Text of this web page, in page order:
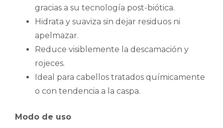
gracias a su tecnología post-biótica.
Hidrata y suaviza sin dejar residuos ni
apelmazar.
Reduce visiblemente la descamación y
rojeces.
Ideal para cabellos tratados químicamente
o con tendencia a la caspa.
Modo de uso